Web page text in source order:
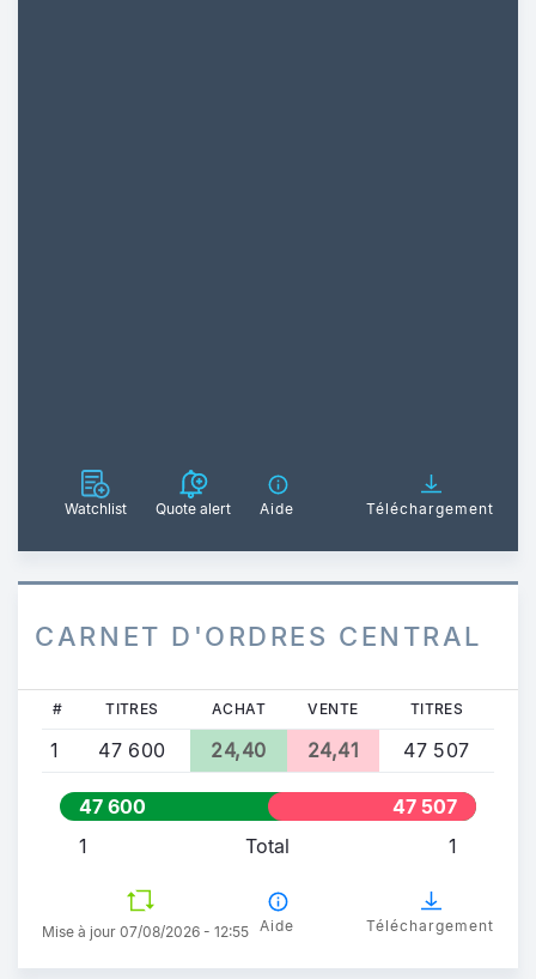
Watchlist Quote alert Aide Téléchargement
CARNET D'ORDRES CENTRAL
# TITRES ACHAT VENTE TITRES
1 47 600 24,40 24,41 47 507
47 600
47 507
1
Total 1
Mise à jour 07/08/2026 - 12:55 Aide Téléchargement